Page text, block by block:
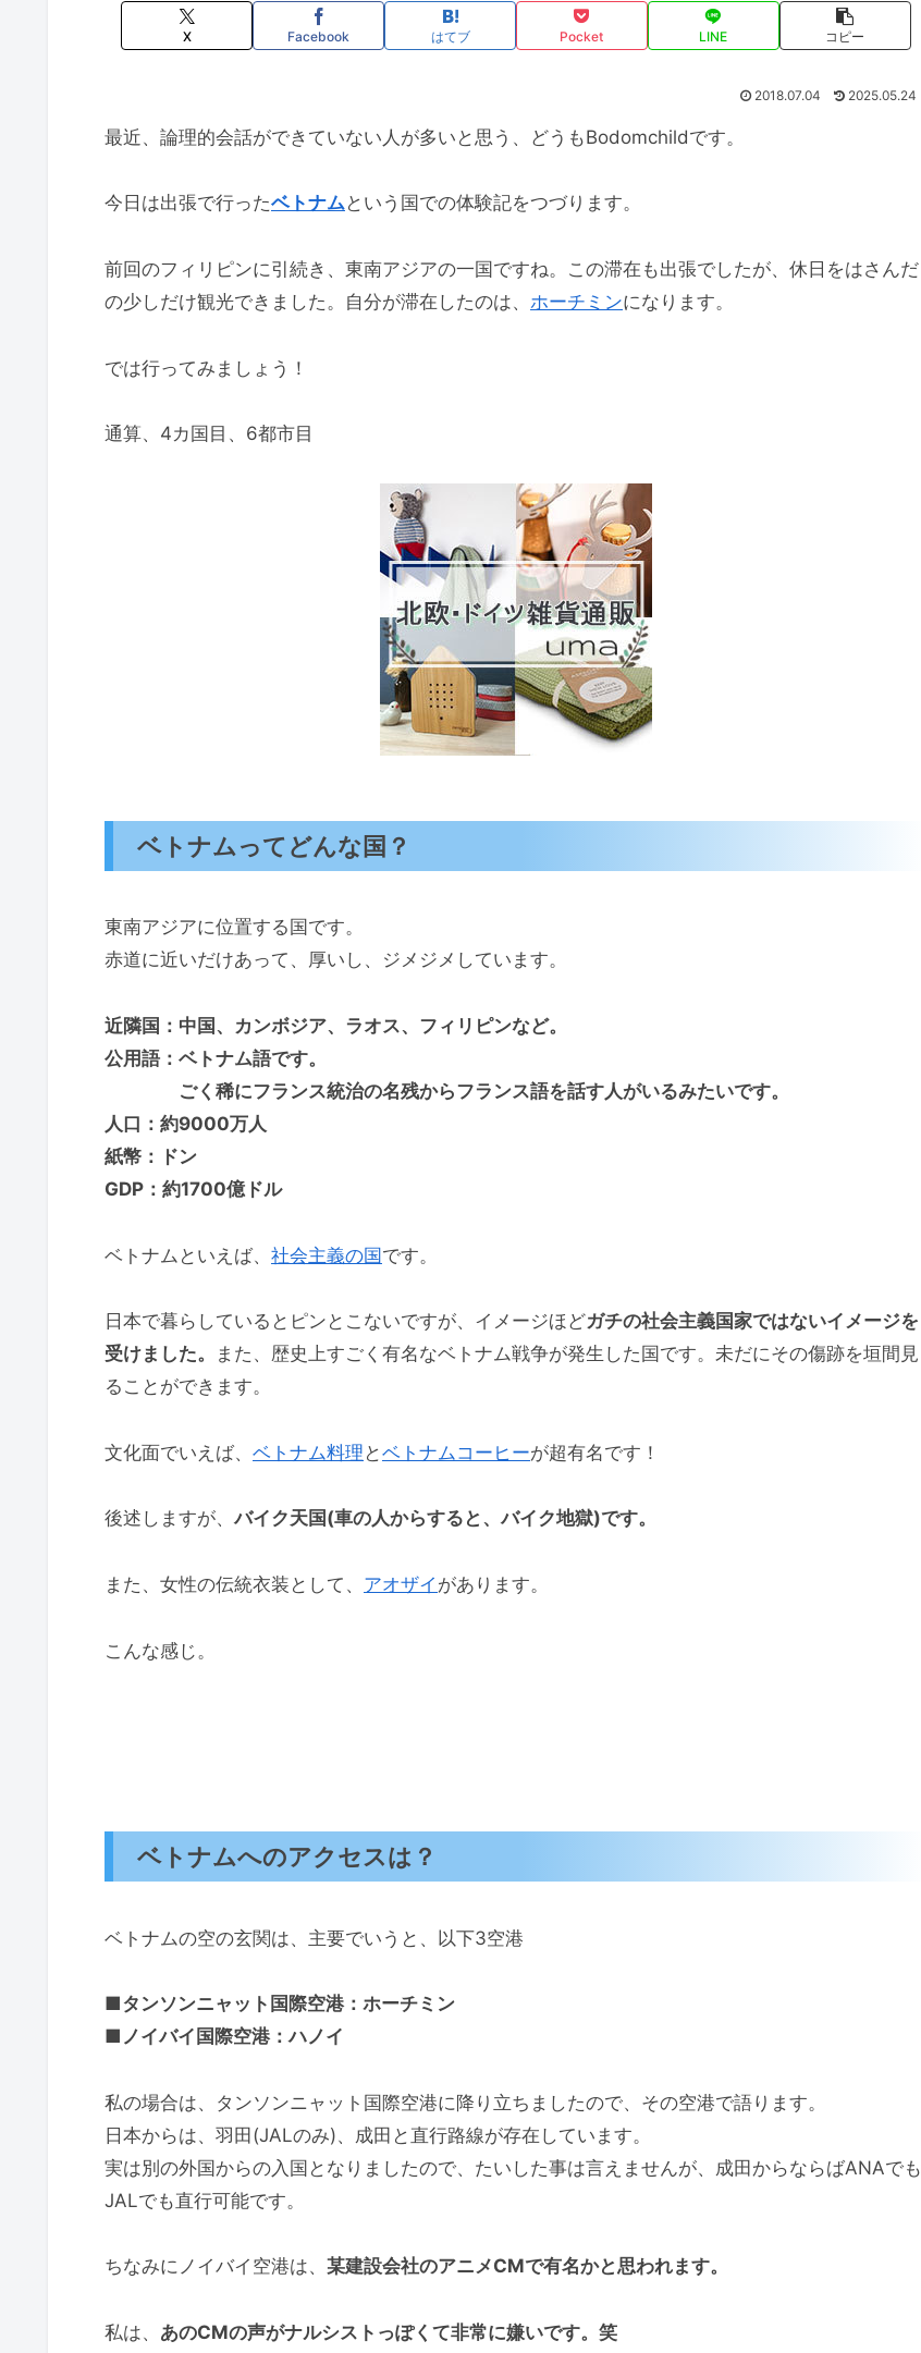
X Facebook はてブ Pocket LINE コピー
2018.07.04 2025.05.24
最近、論理的会話ができていない人が多いと思う、どうもBodomchildです。
今日は出張で行ったベトナムという国での体験記をつづります。
前回のフィリピンに引続き、東南アジアの一国ですね。この滞在も出張でしたが、休日をはさんだ
の少しだけ観光できました。自分が滞在したのは、 ホーチミンになります。
では行ってみましょう！
通算、4カ国目、6都市目
ベトナムってどんな国？
東南アジアに位置する国です。
赤道に近いだけあって、厚いし、ジメジメしています。
近隣国：中国、カンボジア、ラオス、フィリピンなど。
公用語：ベトナム語です。
ごく稀にフランス統治の名残からフランス語を話す人がいるみたいです。
人口：約9000万人
紙幣：ドン
GDP：約1700億ドル
ベトナムといえば、 社会主義の国です。
日本で暮らしているとピンとこないですが、イメージほどガチの社会主義国家ではないイメージを
受けました。
また、歴史上すごく有名なベトナム戦争が発生した国です。未だにその傷跡を垣間見
ることができます。
文化面でいえば、 ベトナム料理 とベトナムコーヒーが超有名です！
後述しますが、バイク天国(車の人からすると、バイク地獄)です。
また、女性の伝統衣装として、 アオザイ があります。
こんな感じ。
ベトナムへのアクセスは？
ベトナムの空の玄関は、主要でいうと、以下3空港
■タンソンニャット国際空港：ホーチミン
■ノイバイ国際空港：ハノイ
私の場合は、タンソンニャット国際空港に降り立ちましたので、その空港で語ります。
日本からは、羽田(JALのみ)、成田と直行路線が存在しています。
実は別の外国からの入国となりましたので、たいした事は言えませんが、成田からならばANAでも
JALでも直行可能です。
ちなみにノイバイ空港は、 某建設会社のアニメCMで有名かと思われます。
私は、 あのCMの声がナルシストっぽくて非常に嫌いです。笑